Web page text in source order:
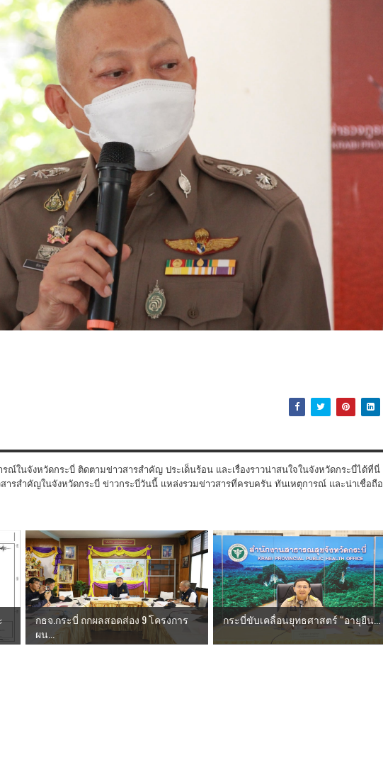
ณ์ในจังหวัดกระบี่ ติดตามข่าวสารสำคัญ ประเด็นร้อน และเรื่องราวน่าสนใจในจังหวัดกระบี่ได้ที่นี่
สารสำคัญในจังหวัดกระบี่ ข่าวกระบี่วันนี้ แหล่งรวมข่าวสารที่ครบครัน ทันเหตุการณ์ และน่าเชื่อถือ
กธจ.กระบี่ ถกผลสอดส่อง 9 โครงการ
ผน...
กระบี่ขับเคลื่อนยุทธศาสตร์ “อายุยืน...